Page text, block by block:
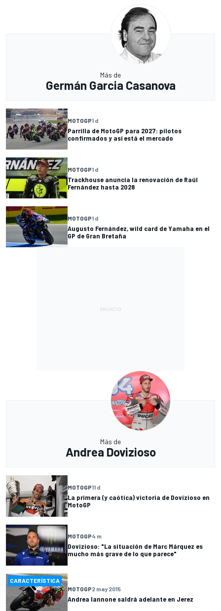
Más de
Germán Garcia Casanova
MOTOGP1 d
Parrilla de MotoGP para 2027: pilotos
confirmados y así está el mercado
MOTOGP1 d
Trackhouse anuncia la renovación de Raúl
Fernández hasta 2028
MOTOGP1 d
Augusto Fernández, wild card de Yamaha en el
GP de Gran Bretaña
Más de
Andrea Dovizioso
MOTOGP11 d
La primera (y caótica) victoria de Dovizioso en
MotoGP
MOTOGP4 m
Dovizioso: "La situación de Marc Márquez es
mucho más grave de lo que parece"
CARACTERÍSTICA
MOTOGP2 may 2015
Andrea Iannone saldrá adelante en Jerez